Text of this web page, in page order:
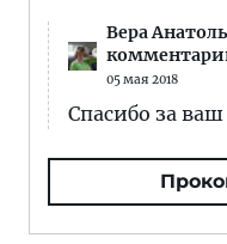
Вера
05 мая 2018
Спасибо за